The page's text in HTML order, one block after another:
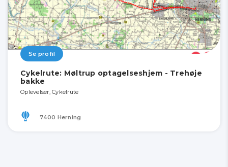
Se profil
Cykelrute: Møltrup optagelseshjem - Trehøje
bakke
Oplevelser, Cykelrute
7400 Herning